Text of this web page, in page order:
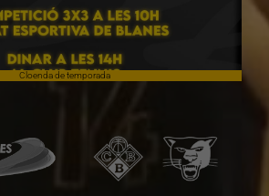
Cloenda de temporada